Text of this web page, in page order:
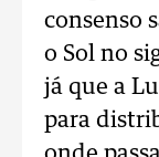
consenso
o Sol no
já que a
para